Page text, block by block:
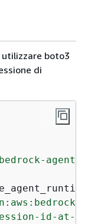
boto3
di
id-at-